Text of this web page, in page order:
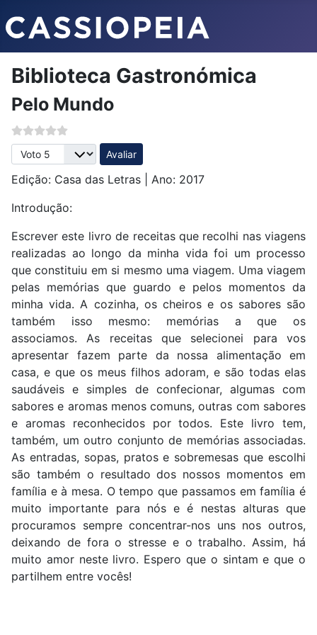
Biblioteca Gastronómica
Pelo Mundo
Avalie, por favor
Edição: Casa das Letras | Ano: 2017
Introdução:
Escrever este livro de receitas que recolhi nas viagens
realizadas ao longo da minha vida foi um processo
que constituiu em si mesmo uma viagem. Uma viagem
pelas memórias que guardo e pelos momentos da
minha vida. A cozinha, os cheiros e os sabores são
também isso mesmo: memórias a que os
associamos. As receitas que selecionei para vos
apresentar fazem parte da nossa alimentação em
casa, e que os meus filhos adoram, e são todas elas
saudáveis e simples de confecionar, algumas com
sabores e aromas menos comuns, outras com sabores
e aromas reconhecidos por todos. Este livro tem,
também, um outro conjunto de memórias associadas.
As entradas, sopas, pratos e sobremesas que escolhi
são também o resultado dos nossos momentos em
família e à mesa. O tempo que passamos em família é
muito importante para nós e é nestas alturas que
procuramos sempre concentrar-nos uns nos outros,
deixando de fora o stresse e o trabalho. Assim, há
muito amor neste livro. Espero que o sintam e que o
partilhem entre vocês!